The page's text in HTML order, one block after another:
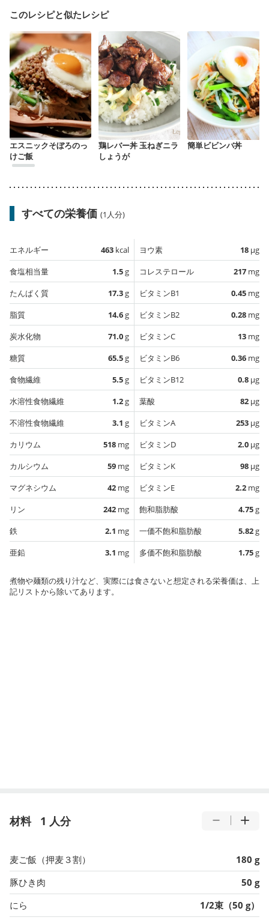
このレシピと似たレシピ
エスニックそぼろのっ
けご飯
鶏レバー丼 玉ねぎニラ
しょうが
簡単ビビンバ丼
すべての栄養価 (1人分)
エネルギー 463 kcal
食塩相当量
1.5g
たんぱく質
17.3g
脂質
14.6g
炭水化物
71.0g
糖質
65.5g
食物繊維
5.5g
水溶性食物繊維
1.2g
不溶性食物繊維
3.1 g
カリウム
518 mg
カルシウム
59 mg
マグネシウム
42 mg
リン
242 mg
鉄
2.1 mg
亜鉛
3.1 mg
ヨウ素 18 µg
コレステロール
217 mg
ビタミンB1
0.45 mg
ビタミンB2
0.28 mg
ビタミンC
13 mg
ビタミンB6
0.36 mg
ビタミンB12
0.8 µg
葉酸
82 µg
ビタミンA
253 µg
ビタミンD
2.0 µg
ビタミンK
98 µg
ビタミンE
2.2 mg
飽和脂肪酸
4.75g
一価不飽和脂肪酸
5.82g
多価不飽和脂肪酸
1.75g
煮物や麺類の残り汁など、実際には食さないと想定される栄養価は、上
記リストから除いてあります。
材料 1 人分
麦ご飯（押麦３割）
180 g
豚ひき肉
50 g
にら
1/2束（50 g）